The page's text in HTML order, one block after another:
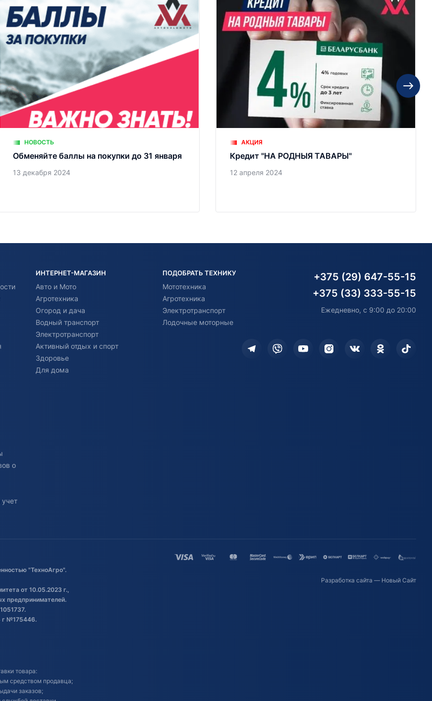
НОВОСТЬ
Обменяйте баллы на покупки до 31 января
13 декабря 2024
АКЦИЯ
Кредит "НА РОДНЫЯ ТАВАРЫ"
12 апреля 2024
о
учет
ИНТЕРНЕТ-МАГАЗИН
Авто и Мото
Агротехника
Огород и дача
Водный транспорт
Электротранспорт
Активный отдых и спорт
Здоровье
Для дома
ПОДОБРАТЬ ТЕХНИКУ
Мототехника
Агротехника
Электротранспорт
Лодочные моторные
+375 (29) 647-55-15
+375 (33) 333-55-15
Ежедневно, с 9:00 до 20:00
"ТехноАгро".
от 10.05.2023 г.,
предпринимателей.
г №175446.
товара:
средством продавца;
заказов;
Разработка сайта — Новый Сайт